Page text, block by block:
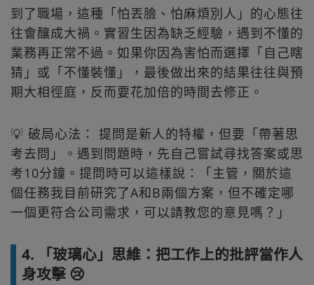
到了職場，這種「怕丟臉、怕麻煩別人」的心態往
往會釀成大禍。實習生因為缺乏經驗，遇到不懂的
業務再正常不過。如果你因為害怕而選擇「自己瞎
猜」或「不懂裝懂」，最後做出來的結果往往與預
期大相徑庭，反而要花加倍的時間去修正。
💡 破局心法： 提問是新人的特權，但要「帶著思
考去問」。遇到問題時，先自己嘗試尋找答案或思
考10分鐘。提問時可以這樣說：「主管，關於這
個任務我目前研究了A和B兩個方案，但不確定哪
一個更符合公司需求，可以請教您的意見嗎？」
4. 「玻璃心」思維：把工作上的批評當作人
身攻擊 😢